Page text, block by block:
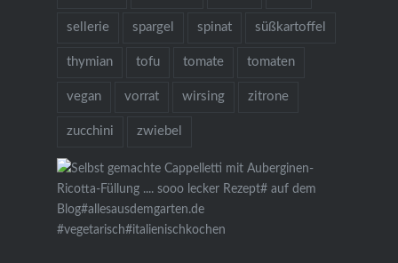
sellerie spargel spinat süßkartoffel
thymian tofu tomate tomaten
vegan vorrat wirsing zitrone
zucchini zwiebel